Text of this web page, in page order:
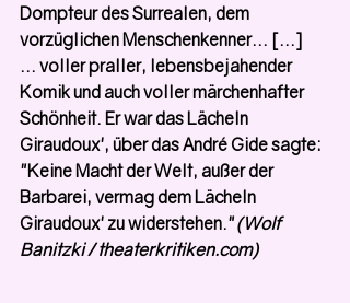
Dompteur des Surrealen, dem
vorzüglichen Menschenkenner... [...]
... voller praller, lebensbejahender
Komik und auch voller märchenhafter
Schönheit. Er war das Lächeln
Giraudoux', über das André Gide sagte:
"Keine Macht der Welt, außer der
Barbarei, vermag dem Lächeln
Giraudoux' zu widerstehen."(Wolf
Banitzki / theaterkritiken.com)